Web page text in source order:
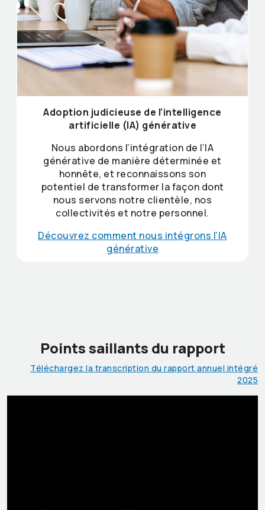
Adoption judicieuse de l’intelligence
artificielle (IA) générative
Nous abordons l’intégration de l’IA
générative de manière déterminée et
honnête, et reconnaissons son
potentiel de transformer la façon dont
nous servons notre clientèle, nos
collectivités et notre personnel.
Découvrez comment nous intégrons l’IA
générative
Points saillants du rapport
Téléchargez la transcription du rapport annuel intégré
2025